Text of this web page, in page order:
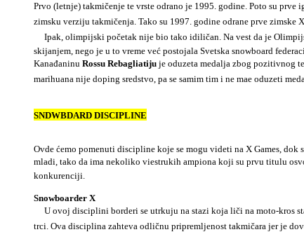
Prvo (letnje) takmičenje te vrste odrano je 1995. godine. Poto su prve
zimsku verziju takmičenja. Tako su 1997. godine odrane prve
Ipak, olimpijski početak nije bio tako idiličan. Na vest da je
skijanjem, nego je u to vreme već postojala Svetska snowboard
Kanađaninu Rossu Rebagliatiju je oduzeta medalja zbog pozitivnog
marihuana nije doping sredstvo, pa se samim tim i ne mae oduzeti
SNDWBDARD DISCIPLINE
Ovde ćemo pomenuti discipline koje se mogu videti na X Games,
mladi, tako da ima nekoliko viestrukih ampiona koji su prvu titulu
konkurenciji.
Snowboarder X
U ovoj disciplini borderi se utrkuju na stazi koja liči na moto-kros
trci. Ova disciplina zahteva odličnu pripremljenost takmičara jer je